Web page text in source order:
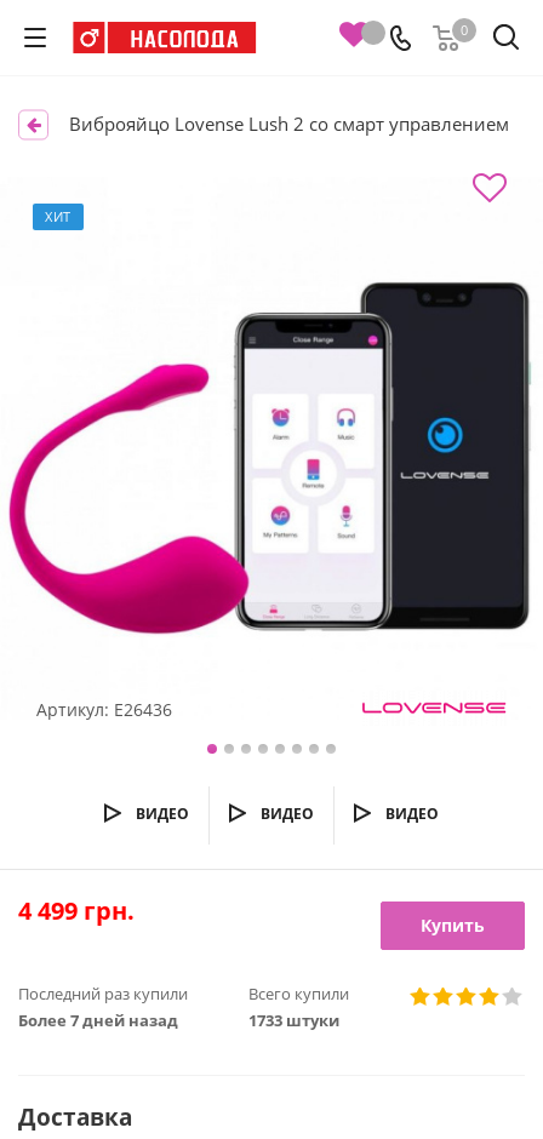
0
Виброяйцо Lovense Lush 2 со смарт управлением
ХИТ
Артикул: E26436
ВИДЕО ВИДЕО ВИДЕО
4 499 грн. Купить
Последний раз купили
Более 7 дней назад
Всего купили
1733 штуки
Доставка